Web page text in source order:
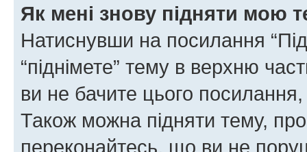
Як мені знову підняти мою
Натиснувши на посилання
“піднімете” тему в верхню
ви не бачите цього
Також можна підняти тему,
переконайтесь, що ви не